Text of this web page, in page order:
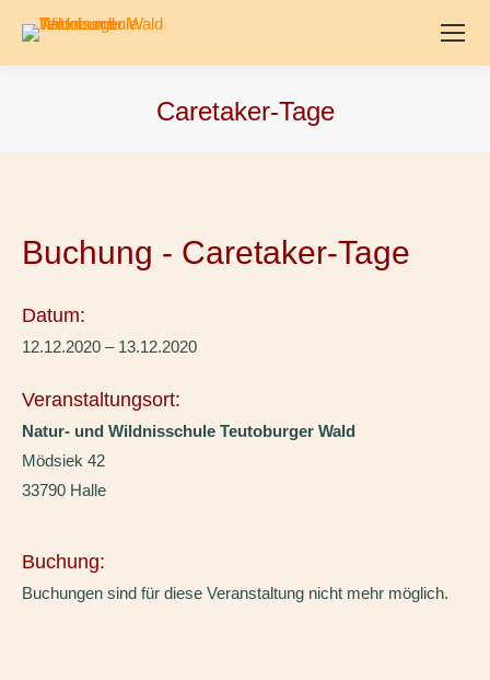
Caretaker-Tage
Buchung - Caretaker-Tage
Datum:
12.12.2020 – 13.12.2020
Veranstaltungsort:
Natur- und Wildnisschule Teutoburger Wald
Mödsiek 42
33790 Halle
Buchung:
Buchungen sind für diese Veranstaltung nicht mehr möglich.